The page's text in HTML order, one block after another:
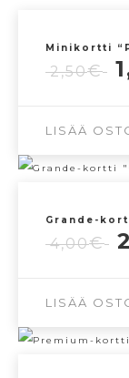
Minikortti
2,50€
LISÄÄ
Grande-
4,00€
LISÄÄ